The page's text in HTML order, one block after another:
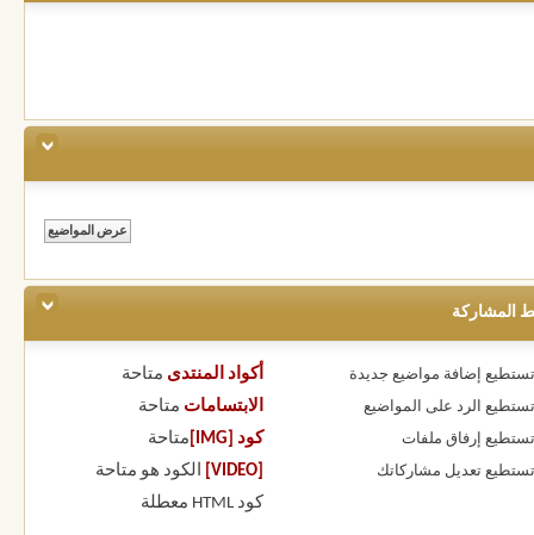
المشاركة
تستطيع إضافة مواضيع جديدة
تستطيع الرد على المواضيع
تستطيع إرفاق ملفات
تستطيع تعديل مشاركاتك
أكواد المنتدى متاحة
الابتسامات متاحة
كود [IMG]
متاحة
الكود هو متاحة
كود HTML
معطلة